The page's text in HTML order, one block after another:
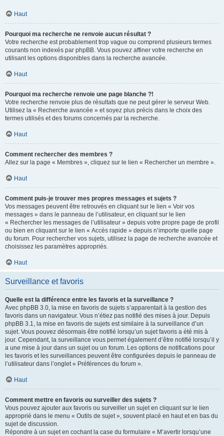
Haut
Pourquoi ma recherche ne renvoie aucun résultat ?
Votre recherche est probablement trop vague ou comprend plusieurs termes
courants non indexés par phpBB. Vous pouvez affiner votre recherche en
utilisant les options disponibles dans la recherche avancée.
Haut
Pourquoi ma recherche renvoie une page blanche ?!
Votre recherche renvoie plus de résultats que ne peut gérer le serveur Web.
Utilisez la « Recherche avancée » et soyez plus précis dans le choix des
termes utilisés et des forums concernés par la recherche.
Haut
Comment rechercher des membres ?
Allez sur la page « Membres », cliquez sur le lien « Rechercher un membre ».
Haut
Comment puis-je trouver mes propres messages et sujets ?
Vos messages peuvent être retrouvés en cliquant sur le lien « Voir vos
messages » dans le panneau de l’utilisateur, en cliquant sur le lien
« Rechercher les messages de l’utilisateur » depuis votre propre page de profil
ou bien en cliquant sur le lien « Accès rapide » depuis n’importe quelle page
du forum. Pour rechercher vos sujets, utilisez la page de recherche avancée et
choisissez les paramètres appropriés.
Haut
Surveillance et favoris
Quelle est la différence entre les favoris et la surveillance ?
Avec phpBB 3.0, la mise en favoris de sujets s’apparentait à la gestion des
favoris dans un navigateur. Vous n’étiez pas notifié des mises à jour. Depuis
phpBB 3.1, la mise en favoris de sujets est similaire à la surveillance d’un
sujet. Vous pouvez désormais être notifié lorsqu’un sujet favoris a été mis à
jour. Cependant, la surveillance vous permet également d’être notifié lorsqu’il y
a une mise à jour dans un sujet ou un forum. Les options de notifications pour
les favoris et les surveillances peuvent être configurées depuis le panneau de
l’utilisateur dans l’onglet « Préférences du forum ».
Haut
Comment mettre en favoris ou surveiller des sujets ?
Vous pouvez ajouter aux favoris ou surveiller un sujet en cliquant sur le lien
approprié dans le menu « Outils de sujet », souvent placé en haut et en bas du
sujet de discussion.
Répondre à un sujet en cochant la case du formulaire « M’avertir lorsqu’une